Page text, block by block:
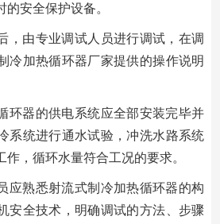
安全保护设备。
，由专业调试人员进行调试，在调
冷加热循环器厂家提供的操作说明
环器的供电系统应全部安装完毕并
系统进行通水试验，冲洗水路系统
，循环水量符合工况的要求。
应熟悉射流式制冷加热循环器的构
安全技术，明确调试的方法、步骤